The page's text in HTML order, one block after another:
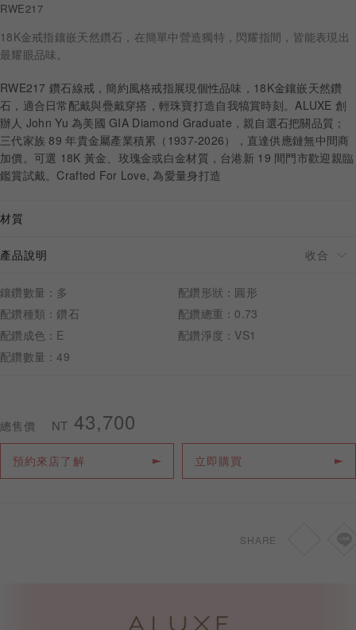
關於ALUXE
嚴選鑽石
最新消息
婚禮護照
線上購物
LANGUAGE
預約來店
RWE217
18K金戒指鑲嵌天然鑽石，在簡單中營造獨特，閃耀指間，皆能表現出
最耀眼品味。
RWE217 鑽石線戒，簡約風格戒指展現個性品味，18K金鑲嵌天然鑽
石，適合日常配戴與疊戴穿搭，輕珠寶打造自我犒賞時刻。ALUXE 創
辦人 John Yu 為美國 GIA Diamond Graduate，親自選石把關品質；
三代家族 89 年貴金屬產業積累（1937-2026），直達供應鏈無中間商
加價。可選 18K 黃金、玫瑰金或白金材質，台港新 19 間門市歡迎親臨
鑑賞試戴。Crafted For Love, 為愛量身打造
材質
產品說明
鑲鑽數量：多
配鑽形狀：圓形
配鑽種類：鑽石
配鑽總重：0.73
配鑽成色：E
配鑽淨度：VS1
配鑽數量：49
總售價 NT 43,700
立即購買
預約來店了解
SHARE